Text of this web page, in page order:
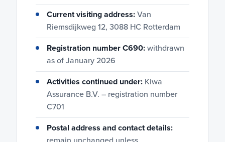
Current visiting address: Van
Riemsdijkweg 12, 3088 HC Rotterdam
Registration number C690: withdrawn
as of January 2026
Activities continued under: Kiwa
Assurance B.V. – registration number
C701
Postal address and contact details: